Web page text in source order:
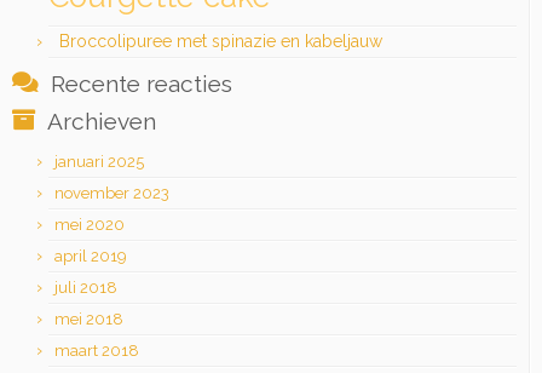
Broccolipuree met spinazie en kabeljauw
Recente reacties
Archieven
januari 2025
november 2023
mei 2020
april 2019
juli 2018
mei 2018
maart 2018